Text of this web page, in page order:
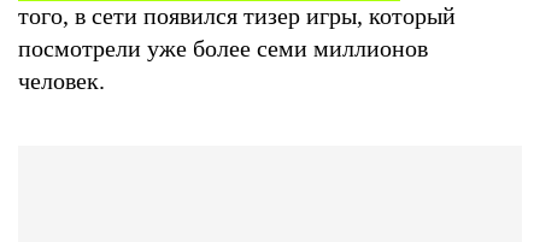
того, в сети появился тизер игры, который
посмотрели уже более семи миллионов
человек.